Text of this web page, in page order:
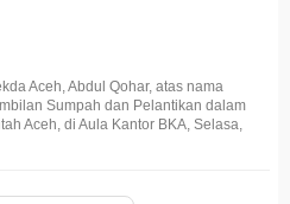
Aceh, Abdul Qohar, atas nama
Sumpah dan Pelantikan dalam
Aceh, di Aula Kantor BKA, Selasa,